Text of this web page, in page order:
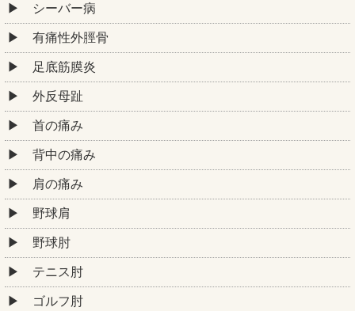
シーバー病
有痛性外脛骨
足底筋膜炎
外反母趾
首の痛み
背中の痛み
肩の痛み
野球肩
野球肘
テニス肘
ゴルフ肘